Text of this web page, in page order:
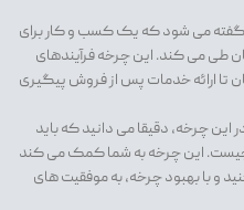
گفته می شود که یک کسب و کار برای
می کند. این چرخه فرآیندهای
تا ارائه خدمات پس از فروش پیگیری
چرخه، دقیقا می دانید که باید
این چرخه به شما کمک می کند
و با بهبود چرخه، به موفقیت های